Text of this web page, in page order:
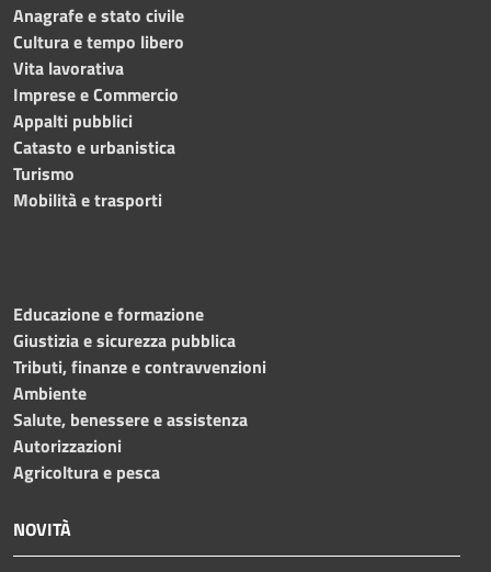
Anagrafe e stato civile
Cultura e tempo libero
Vita lavorativa
Imprese e Commercio
Appalti pubblici
Catasto e urbanistica
Turismo
Mobilità e trasporti
Educazione e formazione
Giustizia e sicurezza pubblica
Tributi, finanze e contravvenzioni
Ambiente
Salute, benessere e assistenza
Autorizzazioni
Agricoltura e pesca
NOVITÀ